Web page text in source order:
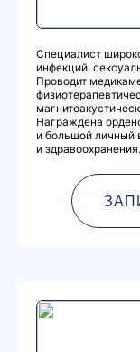
Специалист
инфекций,
Проводит
Награждена
и большой личный
и здравоохранения.